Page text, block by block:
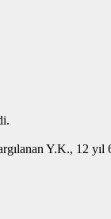
Y.K., 12 yıl